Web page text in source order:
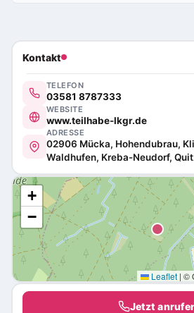
Kontakt
TELEFON
03581 8787333
WEBSITE
www.teilhabe-lkgr.de
ADRESSE
02906 Mücka, Hohendubrau,
Waldhufen, Kreba-Neudorf,
+
−
Leaflet | ©
Jetzt